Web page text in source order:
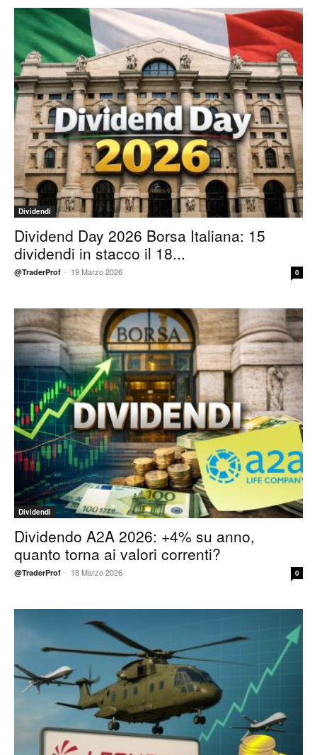
Dividendi
Dividend Day 2026 Borsa Italiana: 15
dividendi in stacco il 18...
@TraderProf - 19 Marzo 2026 0
Dividendi
Dividendo A2A 2026: +4% su anno,
quanto torna ai valori correnti?
@TraderProf - 18 Marzo 2026 0